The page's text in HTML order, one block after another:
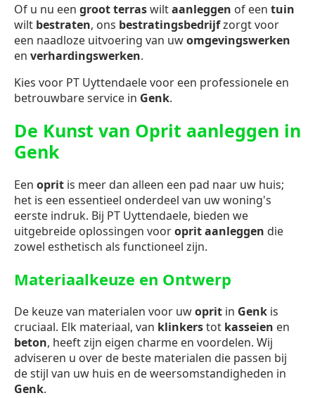
Of u nu een groot terraswiltaanleggen of een tuin
wilt bestraten, ons bestratingsbedrijfzorgt voor
een naadloze uitvoering van uwomgevingswerken
en verhardingswerken.
Kies voor PT Uyttendaele voor een professionele en
betrouwbare service in Genk.
De Kunst van Oprit aanleggen in
Genk
Een oprit is meer dan alleen een pad naar uw huis;
het is een essentieel onderdeel van uw woning's
eerste indruk. Bij PT Uyttendaele, bieden we
uitgebreide oplossingen vooroprit aanleggen die
zowel esthetisch als functioneel zijn.
Materiaalkeuze en Ontwerp
De keuze van materialen voor uwoprit in Genk is
cruciaal. Elk materiaal, van klinkerstot kasseien en
beton, heeft zijn eigen charme en voordelen. Wij
adviseren u over de beste materialen die passen bij
de stijl van uw huis en de weersomstandigheden in
Genk.